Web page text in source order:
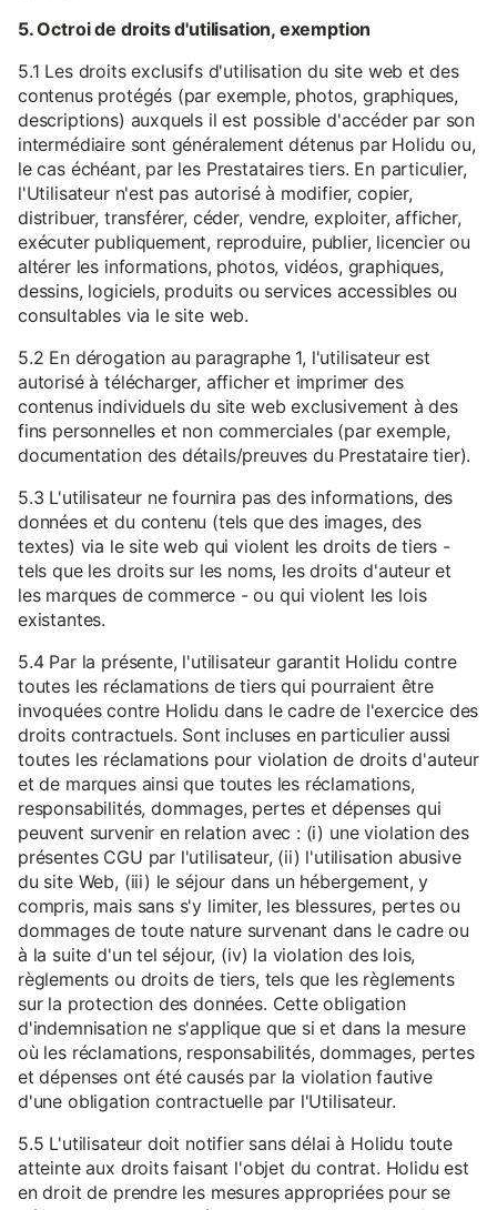
5. Octroi de droits d'utilisation, exemption
5.1 Les droits exclusifs d'utilisation du site web et des
contenus protégés (par exemple, photos, graphiques,
descriptions) auxquels il est possible d'accéder par son
intermédiaire sont généralement détenus par Holidu ou,
le cas échéant, par les Prestataires tiers. En particulier,
l'Utilisateur n'est pas autorisé à modifier, copier,
distribuer, transférer, céder, vendre, exploiter, afficher,
exécuter publiquement, reproduire, publier, licencier ou
altérer les informations, photos, vidéos, graphiques,
dessins, logiciels, produits ou services accessibles ou
consultables via le site web.
5.2 En dérogation au paragraphe 1, l'utilisateur est
autorisé à télécharger, afficher et imprimer des
contenus individuels du site web exclusivement à des
fins personnelles et non commerciales (par exemple,
documentation des détails/preuves du Prestataire tier).
5.3 L'utilisateur ne fournira pas des informations, des
données et du contenu (tels que des images, des
textes) via le site web qui violent les droits de tiers -
tels que les droits sur les noms, les droits d'auteur et
les marques de commerce - ou qui violent les lois
existantes.
5.4 Par la présente, l'utilisateur garantit Holidu contre
toutes les réclamations de tiers qui pourraient être
invoquées contre Holidu dans le cadre de l'exercice des
droits contractuels. Sont incluses en particulier aussi
toutes les réclamations pour violation de droits d'auteur
et de marques ainsi que toutes les réclamations,
responsabilités, dommages, pertes et dépenses qui
peuvent survenir en relation avec : (i) une violation des
présentes CGU par l'utilisateur, (ii) l'utilisation abusive
du site Web, (iii) le séjour dans un hébergement, y
compris, mais sans s'y limiter, les blessures, pertes ou
dommages de toute nature survenant dans le cadre ou
à la suite d'un tel séjour, (iv) la violation des lois,
règlements ou droits de tiers, tels que les règlements
sur la protection des données. Cette obligation
d'indemnisation ne s'applique que si et dans la mesure
où les réclamations, responsabilités, dommages, pertes
et dépenses ont été causés par la violation fautive
d'une obligation contractuelle par l'Utilisateur.
5.5 L'utilisateur doit notifier sans délai à Holidu toute
atteinte aux droits faisant l'objet du contrat. Holidu est
en droit de prendre les mesures appropriées pour se